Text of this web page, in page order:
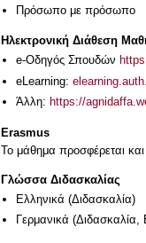
Πρόσωπο με πρόσωπο
Ηλεκτρονική Διάθεση
e-Οδηγός Σπουδών
eLearning:
Άλλη: https://
Erasmus
Το μάθημα προσφέρεται
Γλώσσα Διδασκαλίας
Ελληνικά (Διδασκαλία)
Γερμανικά (Διδασκαλία,